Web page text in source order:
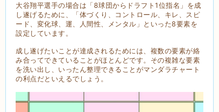
大谷翔平選手の場合は「8球団からドラフト1位指名」を成
し遂げるために、「体づくり、コントロール、キレ、スピ
ード、変化球、運、人間性、メンタル」といった8要素を
設定しています。
成し遂げたいことが達成されるためには、複数の要素が絡
み合ってできていることがほとんどです。その複雑な要素
を洗い出し、いったん整理できることがマンダラチャート
の利点だといえるでしょう。